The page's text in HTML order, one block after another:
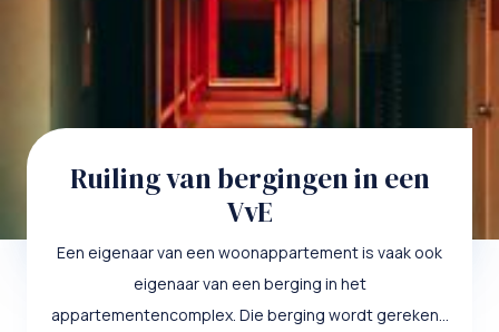
Ruiling van bergingen in een
VvE
Een eigenaar van een woonappartement is vaak ook
eigenaar van een berging in het
appartementencomplex. Die berging wordt gerekend